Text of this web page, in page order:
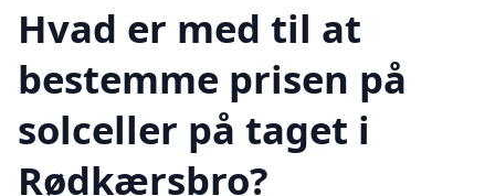
Hvad er med til at
bestemme prisen på
solceller på taget i
Rødkærsbro?